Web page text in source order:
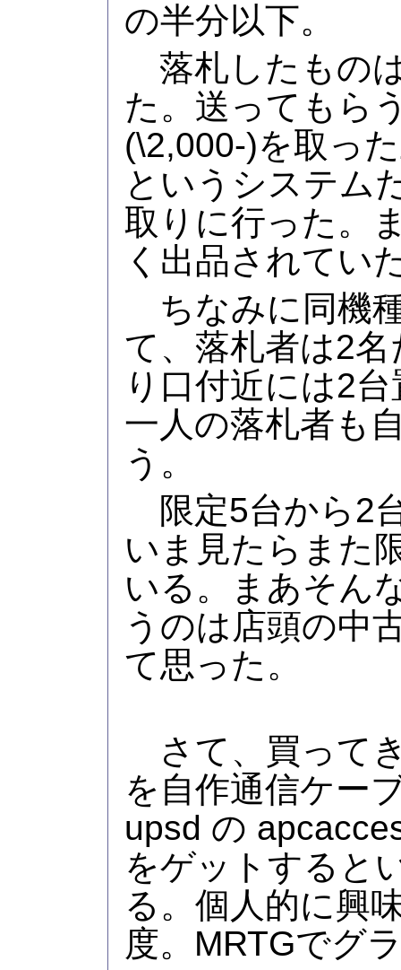
の半分以下。
落札したもの
た。送ってもら
(\2,000-)を取っ
というシステム
取りに行った。
く出品されてい
ちなみに同機
て、落札者は2
り口付近には2
一人の落札者も
う。
限定5台から2
いま見たらまた
いる。まあそん
うのは店頭の中
て思った。
さて、買って
を自作通信ケー
upsd の
をゲットすると
る。個人的に興
度。MRTGでグ